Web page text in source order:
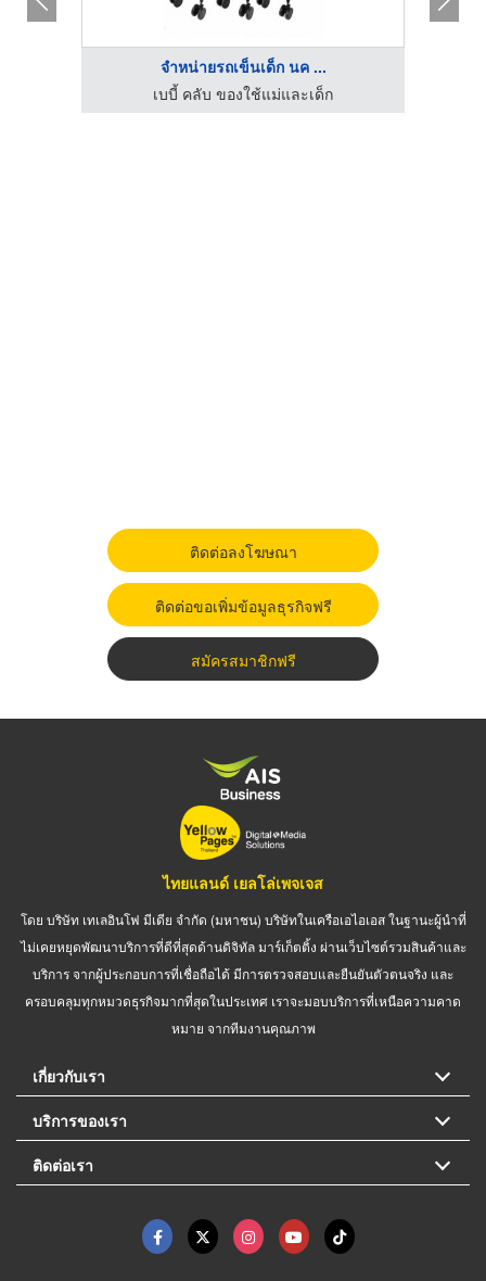
จำหน่ายรถเข็นเด็ก นค ...
เบบี้ คลับ ของใช้แม่และเด็ก
ติดต่อลงโฆษณา
ติดต่อขอเพิ่มข้อมูลธุรกิจฟรี
สมัครสมาชิกฟรี
ไทยแลนด์ เยลโล่เพจเจส
โดย บริษัท เทเลอินโฟ มีเดีย จำกัด (มหาชน) บริษัทในเครือเอไอเอส ในฐานะผู้นำที่
ไม่เคยหยุดพัฒนาบริการที่ดีที่สุดด้านดิจิทัล มาร์เก็ตติ้ง ผ่านเว็บไซต์รวมสินค้าและ
บริการ จากผู้ประกอบการที่เชื่อถือได้ มีการตรวจสอบและยืนยันตัวตนจริง และ
ครอบคลุมทุกหมวดธุรกิจมากที่สุดในประเทศ เราจะมอบบริการที่เหนือความคาด
หมาย จากทีมงานคุณภาพ
เกี่ยวกับเรา
บริการของเรา
ติดต่อเรา